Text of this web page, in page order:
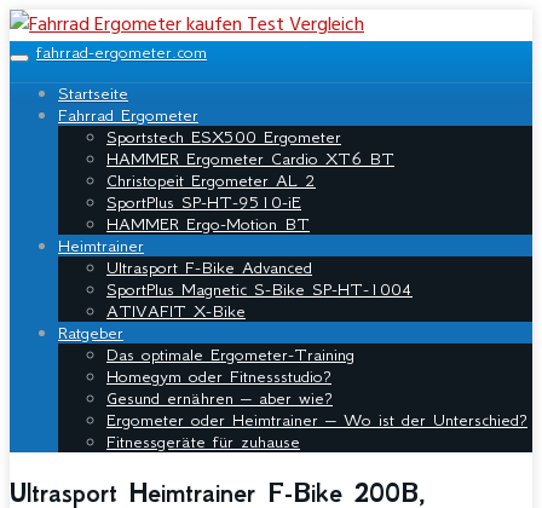
Skip
to
main
content
Toggle
navigation
fahrrad-ergometer.com
Startseite
Fahrrad Ergometer
Sportstech ESX500 Ergometer
HAMMER Ergometer Cardio XT6 BT
Christopeit Ergometer AL 2
SportPlus SP-HT-9510-iE
HAMMER Ergo-Motion BT
Heimtrainer
Ultrasport F-Bike Advanced
SportPlus Magnetic S-Bike SP-HT-1004
ATIVAFIT X-Bike
Ratgeber
Das optimale Ergometer-Training
Homegym oder Fitnessstudio?
Gesund ernähren – aber wie?
Ergometer oder Heimtrainer – Wo ist der Unterschied?
Fitnessgeräte für zuhause
Ultrasport Heimtrainer F-Bike 200B,